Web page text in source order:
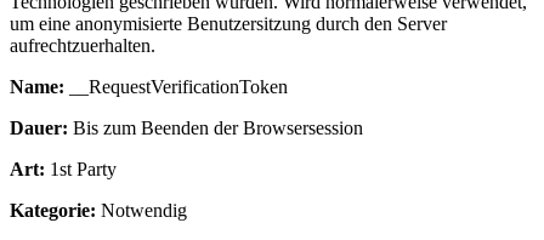
um eine anonymisierte Benutzersitzung durch den Server
aufrechtzuerhalten.
Name: __RequestVerificationToken
Dauer: Bis zum Beenden der Browsersession
Art: 1st Party
Kategorie: Notwendig